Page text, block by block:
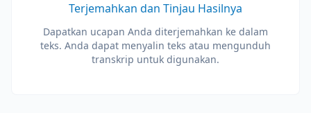
Terjemahkan dan Tinjau Hasilnya
Dapatkan ucapan Anda diterjemahkan ke dalam
teks. Anda dapat menyalin teks atau mengunduh
transkrip untuk digunakan.